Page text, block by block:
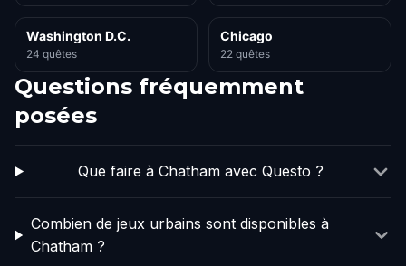
Washington D.C.
24 quêtes
Chicago
22 quêtes
Questions fréquemment
posées
Que faire à Chatham avec Questo ?
Combien de jeux urbains sont disponibles à
Chatham ?